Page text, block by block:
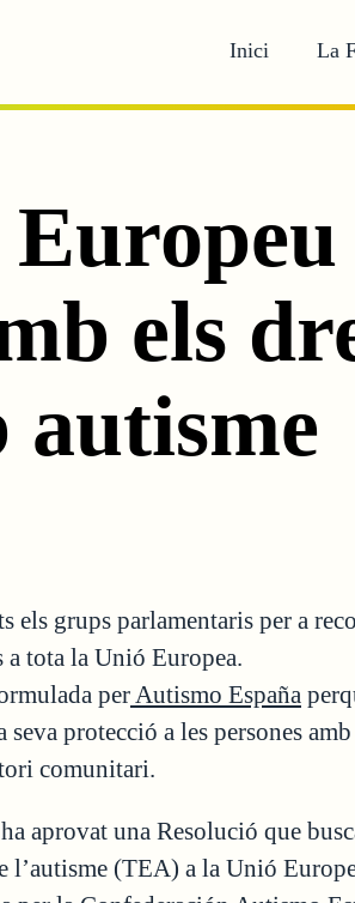
Inici La
els
autisme
els grups parlamentaris per a
a tota la Unió Europea.
per Autismo España
protecció a les persones
comunitari.
aprovat una Resolució que
l’autisme (TEA) a la Unió